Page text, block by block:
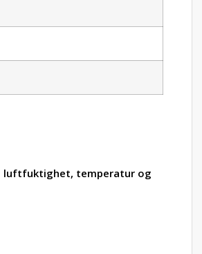
luftfuktighet, temperatur og